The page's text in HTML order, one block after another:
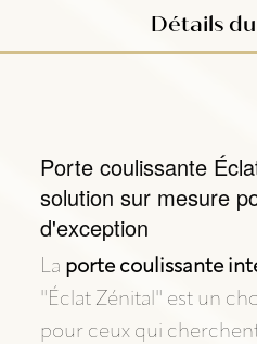
Détails
Porte coulissante
solution sur mesure
d'exception
La porte coulissante
"Éclat Zénital" est un
pour ceux qui